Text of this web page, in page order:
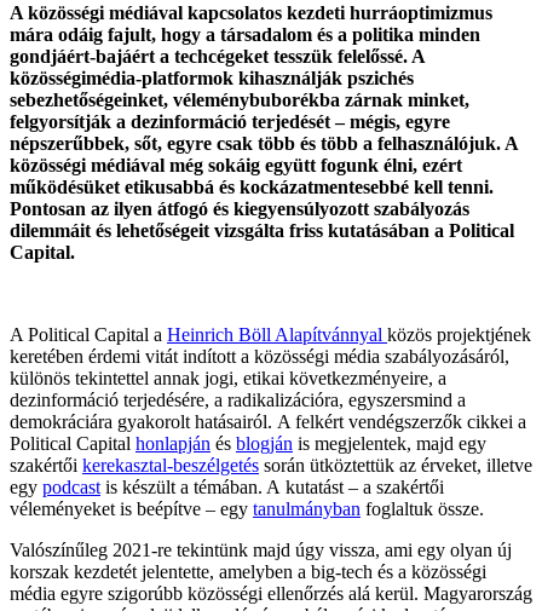
A közösségi médiával kapcsolatos kezdeti hurráoptimizmus
mára odáig fajult, hogy a társadalom és a politika minden
gondjáért-bajáért a techcégeket tesszük felelőssé. A
közösségimédia-platformok kihasználják pszichés
sebezhetőségeinket, véleménybuborékba zárnak minket,
felgyorsítják a dezinformáció terjedését – mégis, egyre
népszerűbbek, sőt, egyre csak több és több a felhasználójuk. A
közösségi médiával még sokáig együtt fogunk élni, ezért
működésüket etikusabbá és kockázatmentesebbé kell tenni.
Pontosan az ilyen átfogó és kiegyensúlyozott szabályozás
dilemmáit és lehetőségeit vizsgálta friss kutatásában a Political
Capital.
A Political Capital a Heinrich Böll Alapítvánnyal közös projektjének
keretében érdemi vitát indított a közösségi média szabályozásáról,
különös tekintettel annak jogi, etikai következményeire, a
dezinformáció terjedésére, a radikalizációra, egyszersmind a
demokráciára gyakorolt hatásairól. A felkért vendégszerzők cikkei a
Political Capital honlapján és blogján is megjelentek, majd egy
szakértői kerekasztal-beszélgetés során ütköztettük az érveket, illetve
egy podcast is készült a témában. A kutatást – a szakértői
véleményeket is beépítve – egy tanulmányban foglaltuk össze.
Valószínűleg 2021-re tekintünk majd úgy vissza, ami egy olyan új
korszak kezdetét jelentette, amelyben a big-tech és a közösségi
média egyre szigorúbb közösségi ellenőrzés alá kerül. Magyarország